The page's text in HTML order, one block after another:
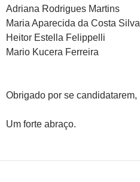
Adriana Rodrigues Martins
Maria Aparecida da Costa Silva
Heitor Estella Felippelli
Mario Kucera Ferreira
Obrigado por se candidatarem,
Um forte abraço.